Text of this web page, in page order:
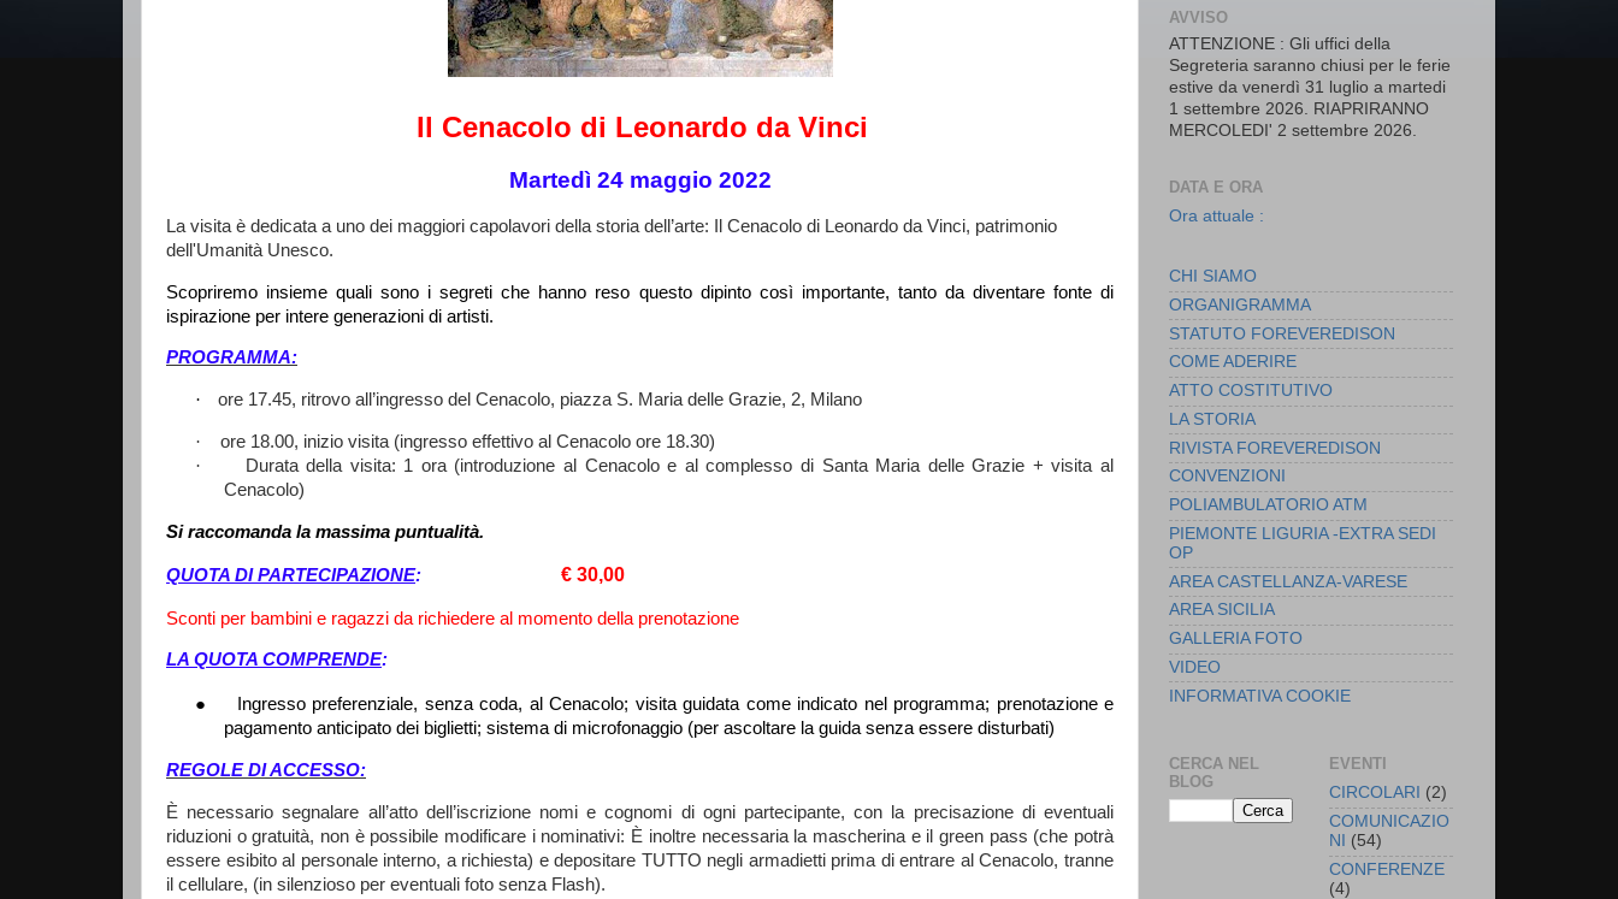
Il Cenacolo di Leonardo da Vinci
Martedì 24 maggio 2022
La visita è dedicata a uno dei maggiori capolavori della storia dell’arte: Il Cenacolo di Leonardo da Vinci, patrimonio
dell'Umanità Unesco.
Scopriremo insieme quali sono i segreti che hanno reso questo dipinto così importante, tanto da diventare fonte di
ispirazione per intere generazioni di artisti.
PROGRAMMA:
· ore 17.45, ritrovo all’ingresso del Cenacolo, piazza S. Maria delle Grazie, 2, Milano
·
ore 18.00, inizio visita (ingresso effettivo al Cenacolo ore 18.30)
·
Durata della visita: 1 ora (introduzione al Cenacolo e al complesso di Santa Maria delle Grazie + visita al
Cenacolo)
Si raccomanda la massima puntualità.
QUOTA DI PARTECIPAZIONE: € 30,00
Sconti per bambini e ragazzi da richiedere al momento della prenotazione
LA QUOTA COMPRENDE:
● Ingresso preferenziale, senza coda, al Cenacolo; visita guidata come indicato nel programma; prenotazione e
pagamento anticipato dei biglietti; sistema di microfonaggio (per ascoltare la guida senza essere disturbati)
REGOLE DI ACCESSO:
È necessario segnalare all’atto dell’iscrizione nomi e cognomi di ogni partecipante, con la precisazione di eventuali
riduzioni o gratuità, non è possibile modificare i nominativi: È inoltre necessaria la mascherina e il green pass (che potrà
essere esibito al personale interno, a richiesta) e depositare TUTTO negli armadietti prima di entrare al Cenacolo, tranne
il cellulare, (in silenzioso per eventuali foto senza Flash).
AVVISO
ATTENZIONE : Gli uffici della
Segreteria saranno chiusi per le ferie
estive da venerdì 31 luglio a martedi
1 settembre 2026. RIAPRIRANNO
MERCOLEDI' 2 settembre 2026.
DATA E ORA
Ora attuale :
CHI SIAMO
ORGANIGRAMMA
STATUTO FOREVEREDISON
COME ADERIRE
ATTO COSTITUTIVO
LA STORIA
RIVISTA FOREVEREDISON
CONVENZIONI
POLIAMBULATORIO ATM
PIEMONTE LIGURIA -EXTRA SEDI
OP
AREA CASTELLANZA-VARESE
AREA SICILIA
GALLERIA FOTO
VIDEO
INFORMATIVA COOKIE
CERCA NEL
BLOG
EVENTI
CIRCOLARI
(2)
COMUNICAZIO
NI
(54)
CONFERENZE
(4)